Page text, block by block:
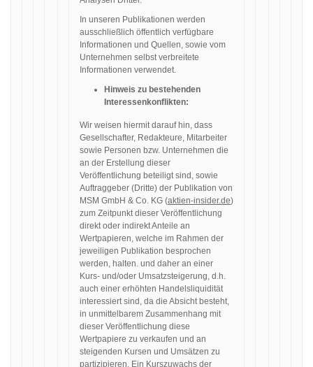
In unseren Publikationen werden
ausschließlich öffentlich verfügbare
Informationen und Quellen, sowie vom
Unternehmen selbst verbreitete
Informationen verwendet.
Hinweis zu bestehenden
Interessenkonflikten:
Wir weisen hiermit darauf hin, dass
Gesellschafter, Redakteure, Mitarbeiter
sowie Personen bzw. Unternehmen die
an der Erstellung dieser
Veröffentlichung beteiligt sind, sowie
Auftraggeber (Dritte) der Publikation von
MSM GmbH & Co. KG (aktien-insider.de)
zum Zeitpunkt dieser Veröffentlichung
direkt oder indirekt Anteile an
Wertpapieren, welche im Rahmen der
jeweiligen Publikation besprochen
werden, halten. und daher an einer
Kurs- und/oder Umsatzsteigerung, d.h.
auch einer erhöhten Handelsliquidität
interessiert sind, da die Absicht besteht,
in unmittelbarem Zusammenhang mit
dieser Veröffentlichung diese
Wertpapiere zu verkaufen und an
steigenden Kursen und Umsätzen zu
partizipieren. Ein Kurszuwachs der